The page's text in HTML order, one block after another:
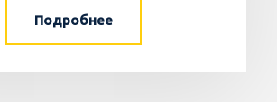
Подробнее